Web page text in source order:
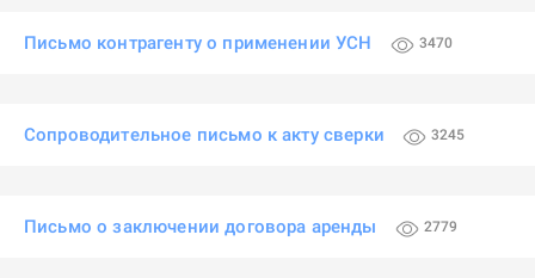
Письмо контрагенту о применении УСН 3470
Сопроводительное письмо к акту сверки 3245
Письмо о заключении договора аренды 2779